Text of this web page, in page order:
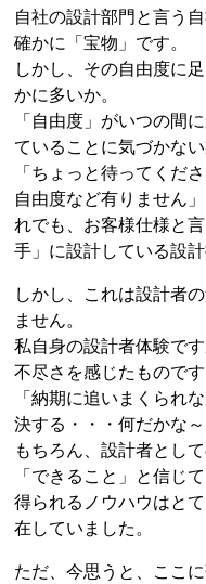
自社の設計部門と言う
確かに「宝物」です。
しかし、その自由度に
かに多いか。
「自由度」がいつの間
ていることに気づかな
「ちょっと待ってくだ
自由度など有りません
れでも、お客様仕様と
手」に設計している設
しかし、これは設計者
ません。
私自身の設計者体験で
不尽さを感じたものです
「納期に追いまくられ
決する・・・何だかな
もちろん、設計者とし
「できること」と信じ
得られるノウハウはと
在していました。
ただ、今思うと、ここ